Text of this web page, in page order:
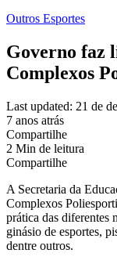
Outros Esportes
Governo faz
Complexos
Last updated: 21 de
7 anos atrás
Compartilhe
2 Min de leitura
Compartilhe
A Secretaria da
Complexos
prática das diferentes
ginásio de esportes,
dentre outros.